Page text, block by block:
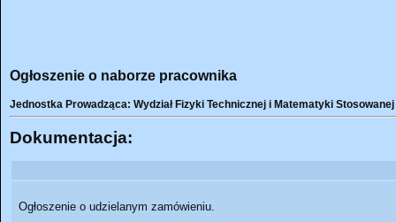
Ogłoszenie o naborze pracownika
Jednostka Prowadząca: Wydział Fizyki Technicznej i Matematyki Stosowanej
Dokumentacja:
Ogłoszenie o udzielanym zamówieniu.